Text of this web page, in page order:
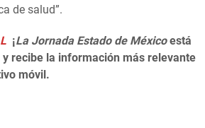
de salud”.
¡La Jornada Estado de Méxicoestá
y recibe la información más relevante
móvil.